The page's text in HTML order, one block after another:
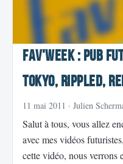
Fav'Week : Pub
Tokyo, Rippled,
11 mai 2011 · Julien
Salut à tous, vous allez
avec mes vidéos
cette vidéo, nous verrons